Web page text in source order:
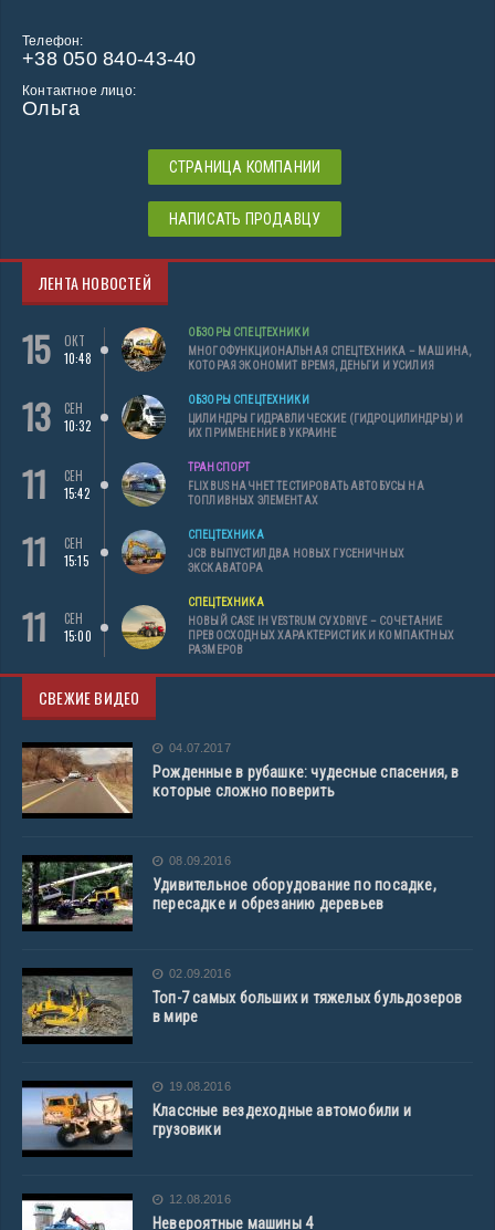
Телефон:
+38 050 840-43-40
Контактное лицо:
Ольга
СТРАНИЦА КОМПАНИИ
НАПИСАТЬ ПРОДАВЦУ
ЛЕНТА НОВОСТЕЙ
15
ОКТ
10:48
ОБЗОРЫ СПЕЦТЕХНИКИ
МНОГОФУНКЦИОНАЛЬНАЯ СПЕЦТЕХНИКА – МАШИНА,
КОТОРАЯ ЭКОНОМИТ ВРЕМЯ, ДЕНЬГИ И УСИЛИЯ
13
СЕН
10:32
ОБЗОРЫ СПЕЦТЕХНИКИ
ЦИЛИНДРЫ ГИДРАВЛИЧЕСКИЕ (ГИДРОЦИЛИНДРЫ) И
ИХ ПРИМЕНЕНИЕ В УКРАИНЕ
11
СЕН
15:42
ТРАНСПОРТ
FLIXBUS НАЧНЕТ ТЕСТИРОВАТЬ АВТОБУСЫ НА
ТОПЛИВНЫХ ЭЛЕМЕНТАХ
11
СЕН
15:15
СПЕЦТЕХНИКА
JCB ВЫПУСТИЛ ДВА НОВЫХ ГУСЕНИЧНЫХ
ЭКСКАВАТОРА
11
СЕН
15:00
СПЕЦТЕХНИКА
НОВЫЙ CASE IH VESTRUM CVXDRIVE – СОЧЕТАНИЕ
ПРЕВОСХОДНЫХ ХАРАКТЕРИСТИК И КОМПАКТНЫХ
РАЗМЕРОВ
СВЕЖИЕ ВИДЕО
04.07.2017
Рожденные в рубашке: чудесные спасения, в
которые сложно поверить
08.09.2016
Удивительное оборудование по посадке,
пересадке и обрезанию деревьев
02.09.2016
Топ-7 самых больших и тяжелых бульдозеров
в мире
19.08.2016
Классные вездеходные автомобили и
грузовики
12.08.2016
Невероятные машины 4